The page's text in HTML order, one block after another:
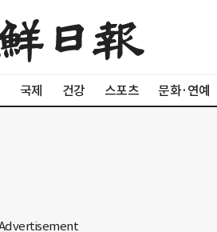
국제 건강 스포츠 문화·연예